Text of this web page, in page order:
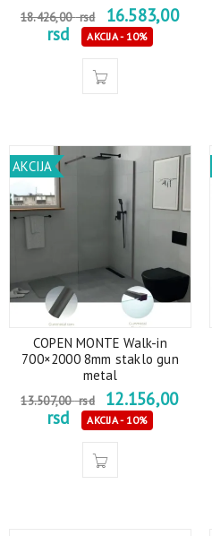
18.426,00rsd
16.583,00
rsd
AKCIJA - 10%
AKCIJA
COPEN MONTE Walk-in
700×2000 8mm staklo gun
metal
13.507,00rsd
12.156,00
rsd
AKCIJA - 10%